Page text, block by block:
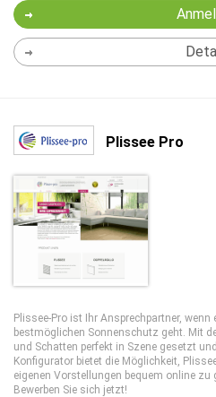
Plissee Pro
Plissee-Pro ist Ihr Ansprechpartner,
bestmöglichen Sonnenschutz geht. Mit
und Schatten perfekt in Szene gesetzt
Konfigurator bietet die Möglichkeit,
eigenen Vorstellungen bequem online
Bewerben Sie sich jetzt!